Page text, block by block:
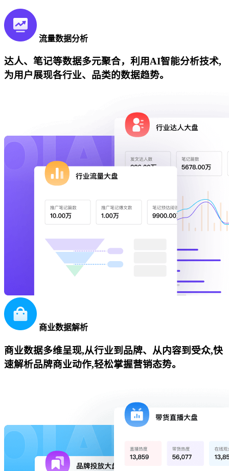
流量数据分析
达人、笔记等数据多元聚合，利用AI智能分析技术,
为用户展现各行业、品类的数据趋势。
商业数据解析
商业数据多维呈现,从行业到品牌、从内容到受众,快
速解析品牌商业动作,轻松掌握营销态势。